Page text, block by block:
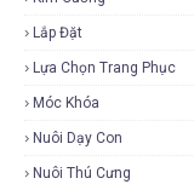
Lắp Đặt
Lựa Chọn Trang Phục
Móc Khóa
Nuôi Dạy Con
Nuôi Thú Cưng